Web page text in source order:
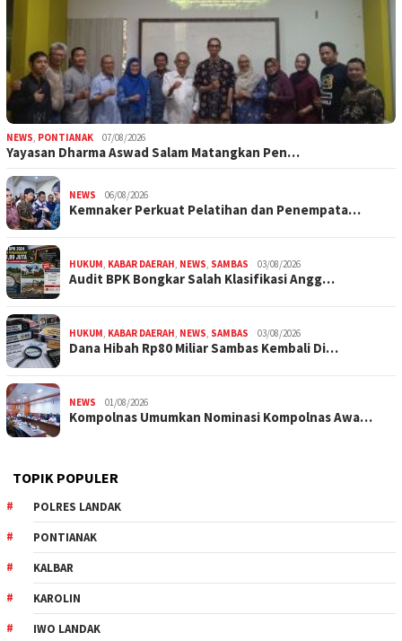
NEWS, PONTIANAK 07/08/2026
Yayasan Dharma Aswad Salam Matangkan Pen…
NEWS 06/08/2026
Kemnaker Perkuat Pelatihan dan Penempata…
HUKUM, KABAR DAERAH, NEWS, SAMBAS 03/08/2026
Audit BPK Bongkar Salah Klasifikasi Angg…
HUKUM, KABAR DAERAH, NEWS, SAMBAS 03/08/2026
Dana Hibah Rp80 Miliar Sambas Kembali Di…
NEWS 01/08/2026
Kompolnas Umumkan Nominasi Kompolnas Awa…
TOPIK POPULER
POLRES LANDAK
PONTIANAK
KALBAR
KAROLIN
IWO LANDAK